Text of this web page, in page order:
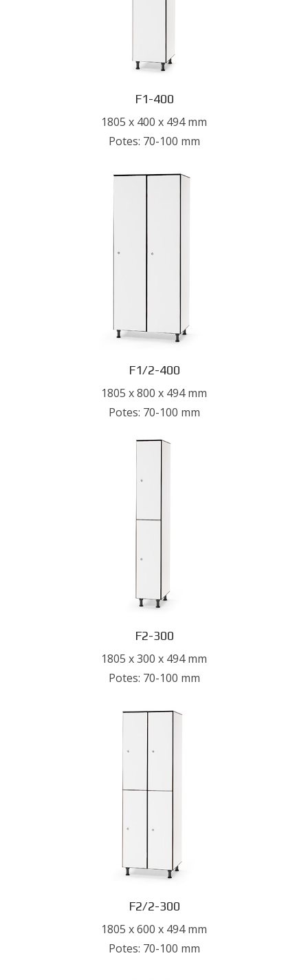
F1-400
1805 x 400 x 494 mm
Potes: 70-100 mm
F1/2-400
1805 x 800 x 494 mm
Potes: 70-100 mm
F2-300
1805 x 300 x 494 mm
Potes: 70-100 mm
F2/2-300
1805 x 600 x 494 mm
Potes: 70-100 mm